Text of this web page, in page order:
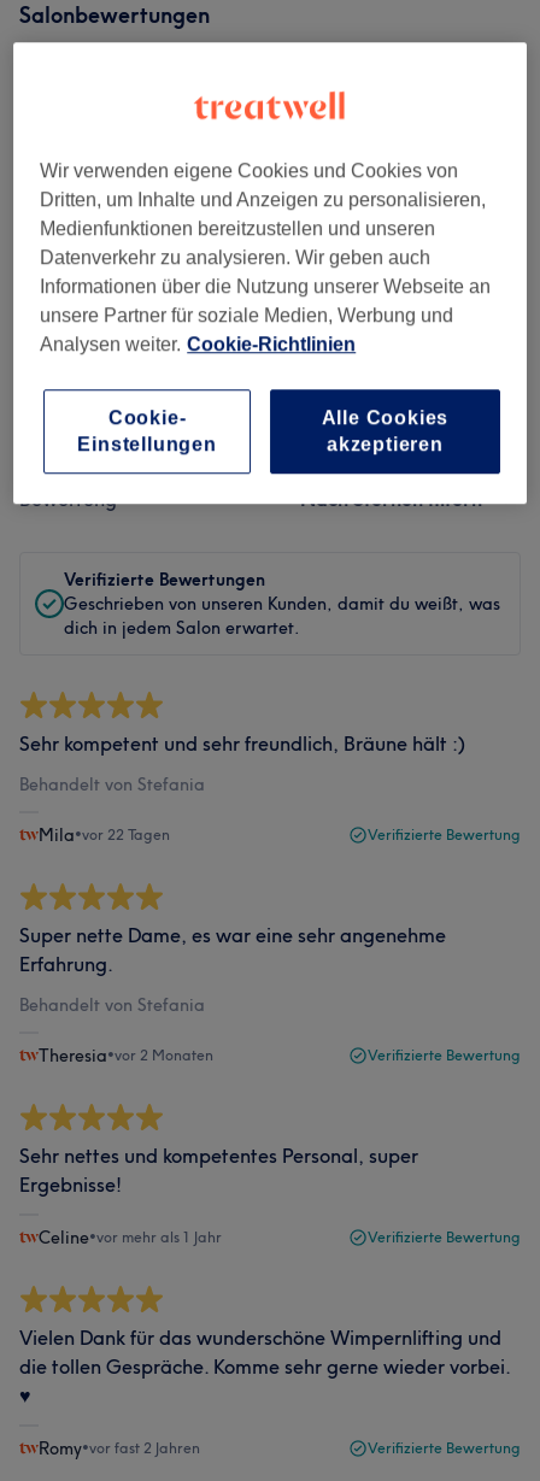
Salonbewertungen
Ambiente
Sauberkeit
Service
Bewertungen filtern
Bewertung Nach Sternen filtern
Verifizierte Bewertungen
Geschrieben von unseren Kunden, damit du weißt, was
dich in jedem Salon erwartet.
Sehr kompetent und sehr freundlich, Bräune hält :)
Behandelt von Stefania
Mila•vor 22 Tagen Verifizierte Bewertung
Super nette Dame, es war eine sehr angenehme
Erfahrung.
Behandelt von Stefania
Theresia•vor 2 Monaten Verifizierte Bewertung
Sehr nettes und kompetentes Personal, super
Ergebnisse!
Celine•vor mehr als 1 Jahr Verifizierte Bewertung
Vielen Dank für das wunderschöne Wimpernlifting und
die tollen Gespräche. Komme sehr gerne wieder vorbei.
♥️
Romy•vor fast 2 Jahren Verifizierte Bewertung
Wir verwenden eigene Cookies und Cookies von
Dritten, um Inhalte und Anzeigen zu personalisieren,
Medienfunktionen bereitzustellen und unseren
Datenverkehr zu analysieren. Wir geben auch
Informationen über die Nutzung unserer Webseite an
unsere Partner für soziale Medien, Werbung und
Analysen weiter. Cookie-Richtlinien
Cookie-
Einstellungen
Alle Cookies
akzeptieren